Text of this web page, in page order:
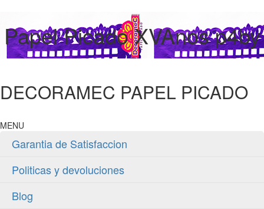
Papel Picado XVAnos p4by
DECORAMEC PAPEL PICADO
MENU
Garantia de Satisfaccion
Politicas y devoluciones
Blog